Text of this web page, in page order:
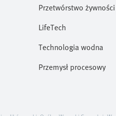
Przetwórstwo
LifeTech
Technologia wodna
Przemysł procesowy